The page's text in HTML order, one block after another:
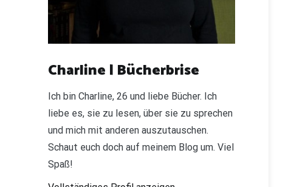
Charline | Bücherbrise
Ich bin Charline, 26 und liebe Bücher. Ich
liebe es, sie zu lesen, über sie zu sprechen
und mich mit anderen auszutauschen.
Schaut euch doch auf meinem Blog um. Viel
Spaß!